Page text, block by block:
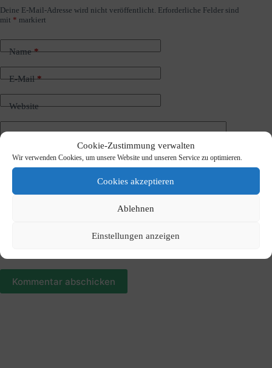
Cookie-Zustimmung verwalten
Wir verwenden Cookies, um unsere Website und unseren Service zu optimieren.
Cookies akzeptieren
Ablehnen
Einstellungen anzeigen
Deine E-Mail-Adresse wird nicht veröffentlicht. Erforderliche Felder sind
mit * markiert
Name*
E-Mail*
Website
Meinen Namen, meine E-Mail-Adresse und meine Website
Kommentar abschicken
A
l
r
n
a
v
e
: